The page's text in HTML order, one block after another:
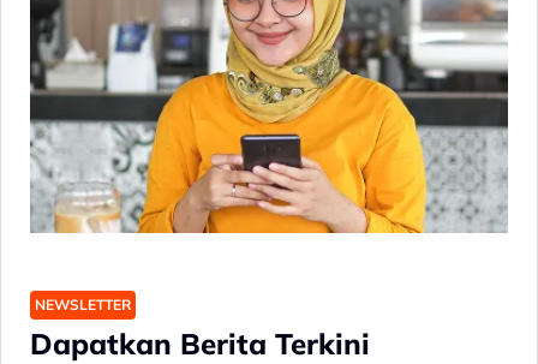
NEWSLETTER
Dapatkan Berita Terkini